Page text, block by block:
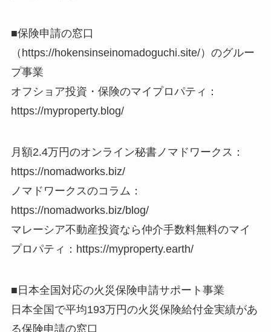
■保険申請の窓口
（https://hokensinseinomadoguchi.site/）のグルー
プ事業
オフショア投資・保険のマイプロパティ：
https://myproperty.blog/
月額2.4万円のオンライン秘書ノマドワークス：
https://nomadworks.biz/
ノマドワークスのコラム：
https://nomadworks.biz/blog/
マレーシア不動産投資なら仲介手数料無料のマイ
プロパティ：https://myproperty.earth/
■日本全国対応の火災保険申請サポート事業
日本全国で平均193万円の火災保険給付金実績があ
る保険申請の窓口